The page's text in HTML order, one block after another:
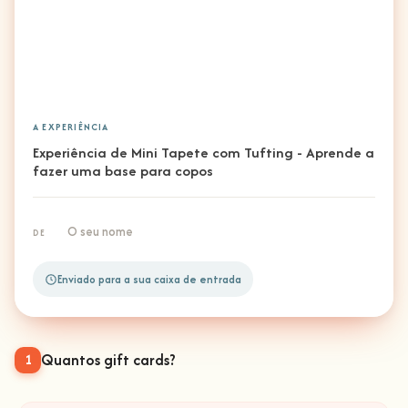
1 Quantos gift cards?
A EXPERIÊNCIA
Experiência de Mini Tapete com Tufting - Aprende a
fazer uma base para copos
DE O seu nome
Enviado para a sua caixa de entrada